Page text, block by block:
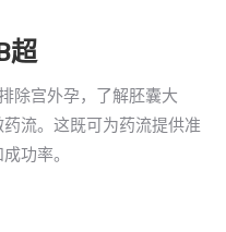
超
除宫外孕，了解胚囊大
流。这既可为药流提供准
功率。